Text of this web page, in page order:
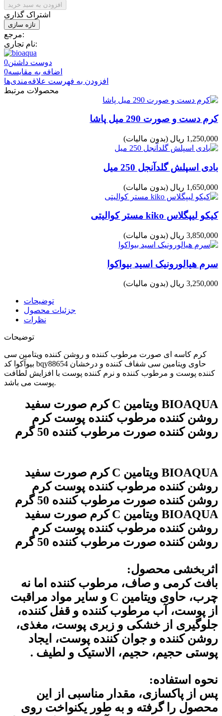
افزودن به سبد خرید
اشتراک گذاری
مرجع:
نام تجاری:
دوست داشتن0
اضافه به مقایسه0
افزودن به فهرست علاقه‌مندی‌ها
محصولات مرتبط
کرم دست و صورت 290 میل پاشا
1,250,000 ریال (بدون مالیات)
بادی اسپلش گلدآنجل 250 میل
1,650,000 ریال (بدون مالیات)
کیکو لیپگلاس kiko مستر کوالیتی
3,850,000 ریال (بدون مالیات)
سرم هیالورونیک اسید بیواکوا
3,250,000 ریال (بدون مالیات)
توضیحات
جزئیات محصول
نظرات
توضیحات
کرم کاسه ای صورت مرطوب کننده و روشن کننده ویتامین سی
بیوآکوا کد bqy88654 حاوی ویتامین سی شفاف کننده و درخشان
کننده پوست و مرطوب کننده و نرم کننده پوست با افزایش لطافت
پوست می باشد.
BIOAQUA ویتامین C کرم صورت سفید
روشن کننده مرطوب کننده پوست کرم
روشن کننده صورت مرطوب کننده 50 گرم
BIOAQUA ویتامین C کرم صورت سفید
روشن کننده مرطوب کننده پوست کرم
روشن کننده صورت مرطوب کننده 50 گرم
BIOAQUA ویتامین C کرم صورت سفید
روشن کننده مرطوب کننده پوست کرم
روشن کننده صورت مرطوب کننده 50 گرم
اثربخشی محصول:
بافت کرمی و صاف، مرطوب کننده اما نه
چرب، حاوی ویتامین C و سایر مواد مراقبت
از پوست، آب مرطوب کننده و قفل کننده،
جلوگیری از خشکی و زبری پوست، مغذی،
روشن کننده و جوان کننده پوست، ایجاد
پوستی حجیم، حجیم، الاستیک و لطیف .
نحوه استفاده:
پس از پاکسازی، مقدار مناسبی از این
محصول را گرفته و به طور یکنواخت روی